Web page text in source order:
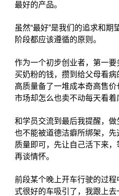
最好的产品。
虽然“最好”是我们的追求和期
阶段都应该遵循的原则。
作为一个初步创业者，第一
买奶粉的钱，攒到给父母看
高质量备了一堆成本奇高售
市场却怎么也卖不动每天看着
和学员交流到最后我提醒，
也不能被道德洁癖所绑架，
质量即可，先让自己活下来，
再谈情怀。
前段某个晚上开车行驶的过
式很好的车吸引了，我跟上